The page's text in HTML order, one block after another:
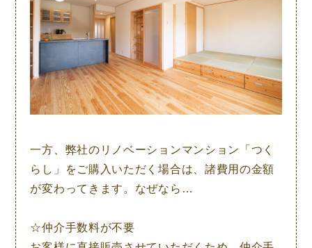
一方、弊社のリノベーションマンション「つく
らし」をご購入いただく場合は、諸費用の金額
が変わってきます。なぜなら…
☆仲介手数料が不要